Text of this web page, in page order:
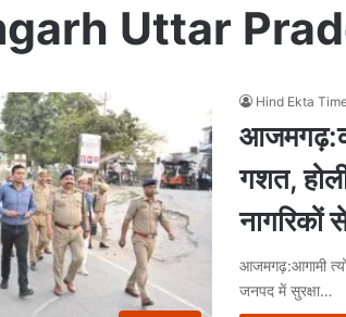
Uttar
Hind Ekta
गशत,
नागरिकों
आजमगढ़:आगामी
जनपद में सुरक्षा…